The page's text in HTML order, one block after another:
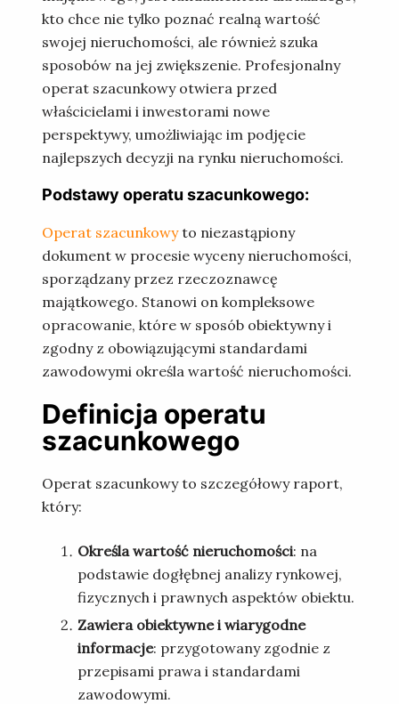
kto chce nie tylko poznać realną wartość
swojej nieruchomości, ale również szuka
sposobów na jej zwiększenie. Profesjonalny
operat szacunkowy otwiera przed
właścicielami i inwestorami nowe
perspektywy, umożliwiając im podjęcie
najlepszych decyzji na rynku nieruchomości.
Podstawy operatu szacunkowego:
Operat szacunkowyto niezastąpiony
dokument w procesie wyceny nieruchomości,
sporządzany przez rzeczoznawcę
majątkowego. Stanowi on kompleksowe
opracowanie, które w sposób obiektywny i
zgodny z obowiązującymi standardami
zawodowymi określa wartość nieruchomości.
Definicja operatu
szacunkowego
Operat szacunkowy to szczegółowy raport,
który:
Określa wartość nieruchomości: na
podstawie dogłębnej analizy rynkowej,
fizycznych i prawnych aspektów obiektu.
Zawiera obiektywne i wiarygodne
informacje: przygotowany zgodnie z
przepisami prawa i standardami
zawodowymi.